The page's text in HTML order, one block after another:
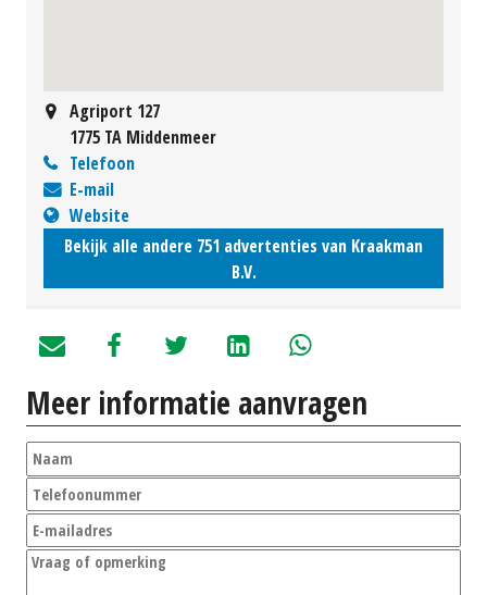
Agriport 127
1775 TA Middenmeer
Telefoon
E-mail
Website
Bekijk alle andere 751 advertenties van Kraakman
B.V.
Meer informatie aanvragen